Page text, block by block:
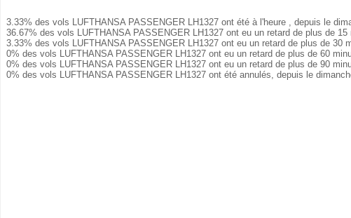
3.33% des vols LUFTHANSA PASSENGER LH1327 ont été à l'heure , depuis le
36.67% des vols LUFTHANSA PASSENGER LH1327 ont eu un retard de plus de
3.33% des vols LUFTHANSA PASSENGER LH1327 ont eu un retard de plus de 30
0% des vols LUFTHANSA PASSENGER LH1327 ont eu un retard de plus de 60
0% des vols LUFTHANSA PASSENGER LH1327 ont eu un retard de plus de 90
0% des vols LUFTHANSA PASSENGER LH1327 ont été annulés, depuis le